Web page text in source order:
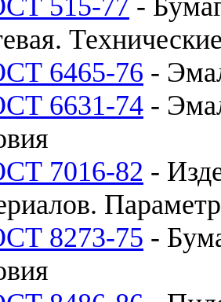
6465-76 -
6631-74 -
7016-82 -
8273-75 -